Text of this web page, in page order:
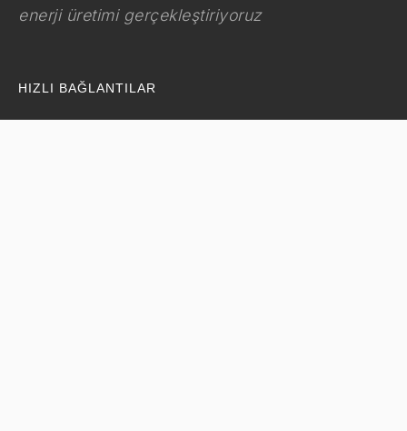
enerji üretimi gerçekleştiriyoruz
HIZLI BAĞLANTILAR